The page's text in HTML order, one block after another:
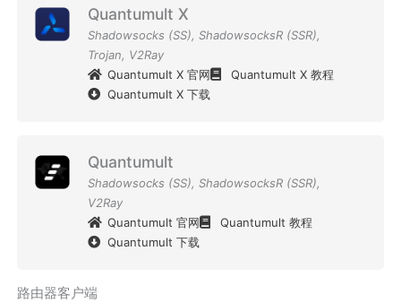
Quantumult X
Shadowsocks (SS), ShadowsocksR (SSR),
Trojan, V2Ray
Quantumult X 官网
Quantumult X 教程
Quantumult X 下载
Quantumult
Shadowsocks (SS), ShadowsocksR (SSR),
V2Ray
Quantumult 官网
Quantumult 教程
Quantumult 下载
路由器客户端